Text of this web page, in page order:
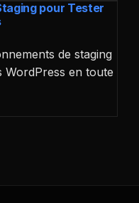
pour Tester
de staging
WordPress en toute